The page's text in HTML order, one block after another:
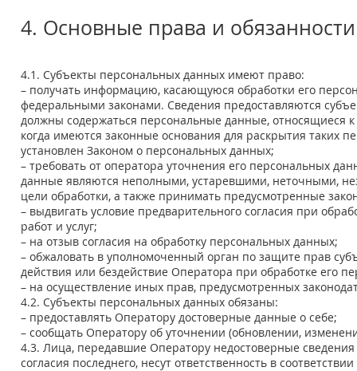
4. Основные права и
4.1. Субъекты персональных данных имеют право:
– получать информацию, касающуюся обработки его
федеральными законами. Сведения предоставляются
должны содержаться персональные данные, относящиеся
когда имеются законные основания для раскрытия
установлен Законом о персональных данных;
– требовать от оператора уточнения его персональных
данные являются неполными, устаревшими, неточными,
цели обработки, а также принимать предусмотренные
– выдвигать условие предварительного согласия при
работ и услуг;
– на отзыв согласия на обработку персональных данных;
– обжаловать в уполномоченный орган по защите прав
действия или бездействие Оператора при обработке его
– на осуществление иных прав, предусмотренных
4.2. Субъекты персональных данных обязаны:
– предоставлять Оператору достоверные данные о себе;
– сообщать Оператору об уточнении (обновлении,
4.3. Лица, передавшие Оператору недостоверные
согласия последнего, несут ответственность в